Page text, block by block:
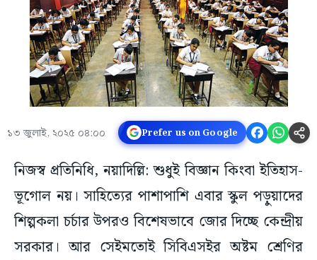
১৩ জুলাই, ২০২৫ ০৪:০০ Prefer us on Google
নিজস্ব প্রতিনিধি, নয়াদিল্লি: শুধুই বিজ্ঞান কিংবা ইতিহাস-
ভূগোল নয়। সাহিত্যের পাশাপাশি এবার স্কুল পড়ুয়াদের
শিল্পকলা চর্চার উপরও বিশেষভাবে জোর দিচ্ছে কেন্দ্রীয়
সরকার। আর সেইমতোই সিবিএসইর অষ্টম শ্রেণির